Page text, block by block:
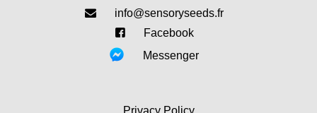
info@sensoryseeds.fr
Facebook
Messenger
Privacy Policy